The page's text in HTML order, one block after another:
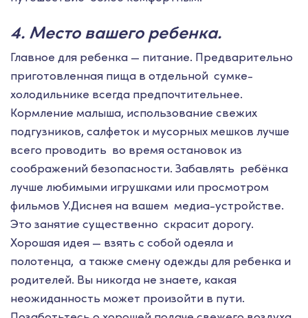
4. Место вашего ребенка.
Главное для ребенка — питание. Предварительно
приготовленная пища в отдельной сумке-
холодильнике всегда предпочтительнее.
Кормление малыша, использование свежих
подгузников, салфеток и мусорных мешков лучше
всего проводить во время остановок из
соображений безопасности. Забавлять ребёнка
лучше любимыми игрушками или просмотром
фильмов У.Диснея на вашем медиа-устройстве.
Это занятие существенно скрасит дорогу.
Хорошая идея — взять с собой одеяла и
полотенца, а также смену одежды для ребенка и
родителей. Вы никогда не знаете, какая
неожиданность может произойти в пути.